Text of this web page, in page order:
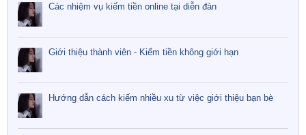
Các nhiệm vụ kiếm tiền online tại diễn đàn
Giới thiệu thành viên - Kiếm tiền không giới hạn
Hướng dẫn cách kiếm nhiều xu từ việc giới thiệu bạn bè